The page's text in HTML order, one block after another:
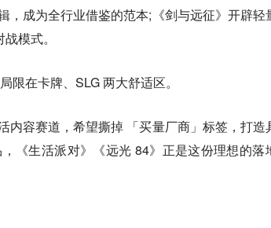
，成为全行业借鉴的范本;《剑与远征》开辟轻
模式。
在卡牌、SLG 两大舒适区。
内容赛道，希望撕掉 「买量厂商」标签，打造
《生活派对》《远光 84》正是这份理想的落